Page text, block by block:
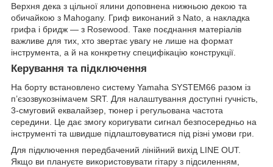
Верхня дека з цільної ялини доповнена нижньою декою та
обичайкою з Mahogany. Гриф виконаний з Nato, а накладка
грифа і бридж — з Rosewood. Таке поєднання матеріалів
важливе для тих, хто звертає увагу не лише на формат
інструмента, а й на конкретну специфікацію конструкції.
Керування та підключення
На борту встановлено систему Yamaha SYSTEM66 разом із
п’єзозвукознімачем SRT. Для налаштування доступні гучність,
3-смуговий еквалайзер, тюнер і регульована частота
середини. Це дає змогу коригувати сигнал безпосередньо на
інструменті та швидше підлаштовуватися під різні умови гри.
Для підключення передбачений лінійний вихід LINE OUT.
Якщо ви плануєте використовувати гітару з підсиленням,